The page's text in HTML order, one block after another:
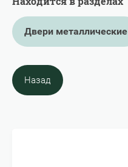
Двери металлические
Назад